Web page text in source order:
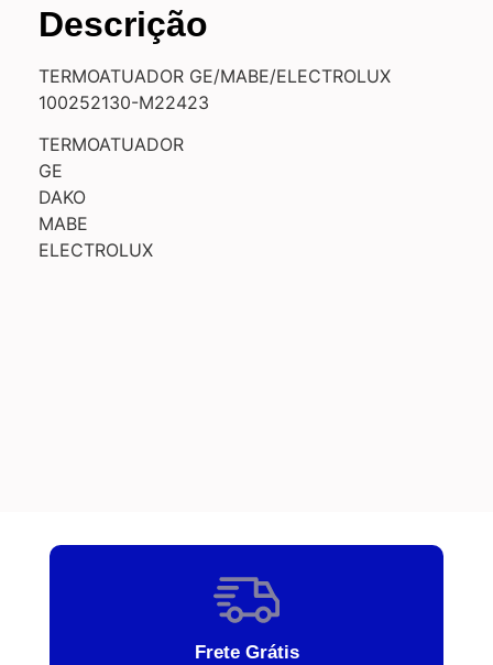
Descrição
TERMOATUADOR GE/MABE/ELECTROLUX
100252130-M22423
TERMOATUADOR
GE
DAKO
MABE
ELECTROLUX
Frete Grátis